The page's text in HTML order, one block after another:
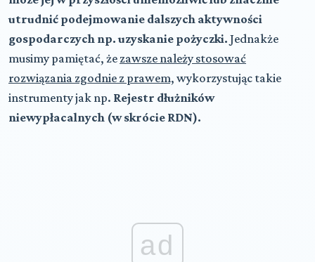
utrudnić podejmowanie dalszych aktywności
gospodarczych np. uzyskanie pożyczki. Jednakże
musimy pamiętać, że zawsze należy stosować
rozwiązania zgodnie z prawem, wykorzystując takie
instrumenty jak np. Rejestr dłużników
niewypłacalnych (w skrócie RDN).
ad